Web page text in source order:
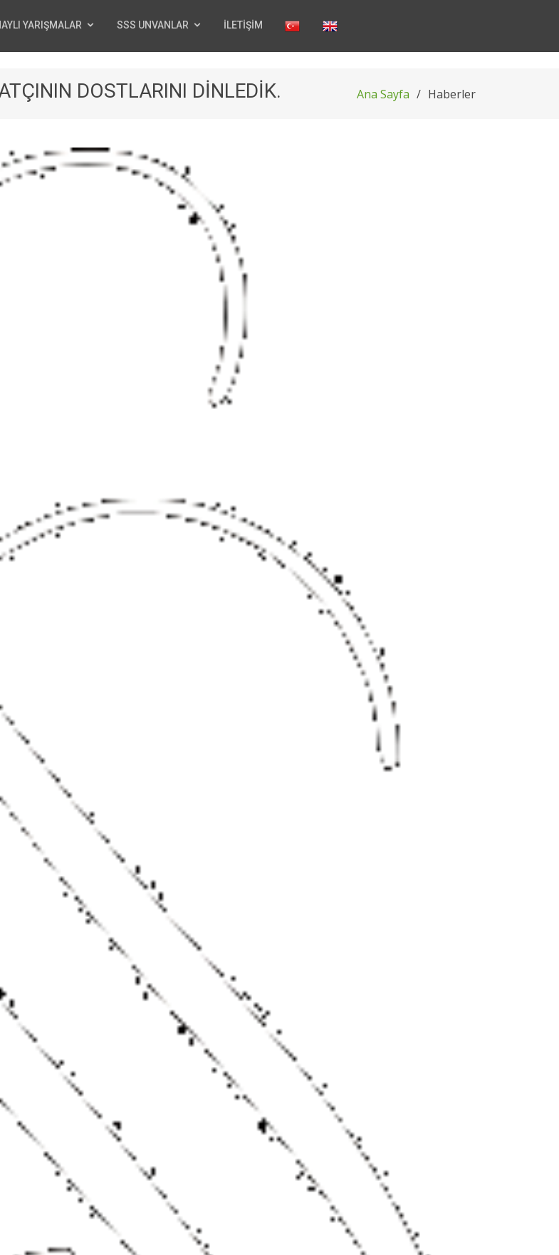
YARIŞMALAR SSS UNVANLAR İLETİŞİM
DOSTLARINI DİNLEDİK. Ana Sayfa Haberler